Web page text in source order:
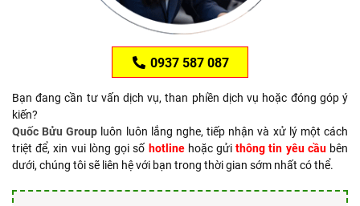
0937 587 087
Bạn đang cần tư vấn dịch vụ, than phiền dịch vụ hoặc đóng góp ý
kiến?
Quốc Bửu Group luôn luôn lắng nghe, tiếp nhận và xử lý một cách
triệt để, xin vui lòng gọi số hotlinehoặc gửithông tin yêu cầubên
dưới, chúng tôi sẽ liên hệ với bạn trong thời gian sớm nhất có thể.